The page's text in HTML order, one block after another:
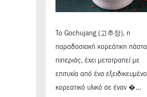
Το Gochujang (고추장), η
παραδοσιακή κορεάτικη πάστα
πιπεριάς, έχει μετατραπεί με
επιτυχία από ένα εξειδικευμένο
κορεατικό υλικό σε έναν �...